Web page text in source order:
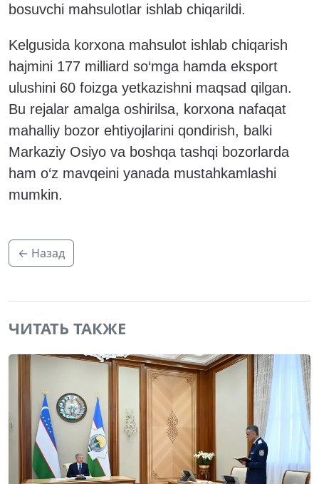
bosuvchi mahsulotlar ishlab chiqarildi.
Kelgusida korxona mahsulot ishlab chiqarish
hajmini 177 milliard so‘mga hamda eksport
ulushini 60 foizga yetkazishni maqsad qilgan.
Bu rejalar amalga oshirilsa, korxona nafaqat
mahalliy bozor ehtiyojlarini qondirish, balki
Markaziy Osiyo va boshqa tashqi bozorlarda
ham o‘z mavqeini yanada mustahkamlashi
mumkin.
← Назад
ЧИТАТЬ ТАКЖЕ